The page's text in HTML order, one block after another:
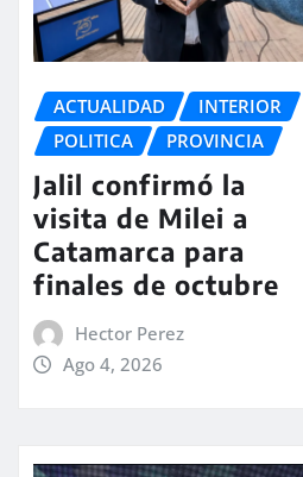
ACTUALIDAD
INTERIOR
POLITICA
PROVINCIA
Jalil confirmó la
visita de Milei a
Catamarca para
finales de octubre
Hector Perez
Ago 4, 2026